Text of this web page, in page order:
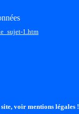
1.htm
voir mentions légales !